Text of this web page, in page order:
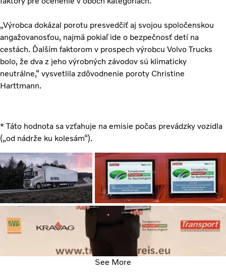
„Výrobca dokázal porotu presvedčiť aj svojou spoločenskou
angažovanosťou, najmä pokiaľ ide o bezpečnosť detí na
cestách. Ďalším faktorom v prospech výrobcu Volvo Trucks
bolo, že dva z jeho výrobných závodov sú klimaticky
neutrálne,“ vysvetlila zdôvodnenie poroty Christine
Harttmann.
* Táto hodnota sa vzťahuje na emisie počas prevádzky vozidla
(„od nádrže ku kolesám“).
See More